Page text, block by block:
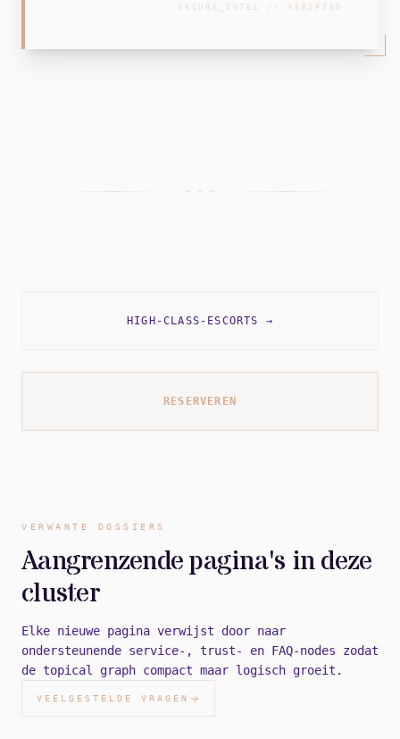
SECURE_INTEL // VERIFIED
+ + +
HIGH-CLASS-ESCORTS →
RESERVEREN
VERWANTE DOSSIERS
Aangrenzende pagina's in deze
cluster
Elke nieuwe pagina verwijst door naar
ondersteunende service-, trust- en FAQ-nodes zodat
de topical graph compact maar logisch groeit.
VEELGESTELDE VRAGEN